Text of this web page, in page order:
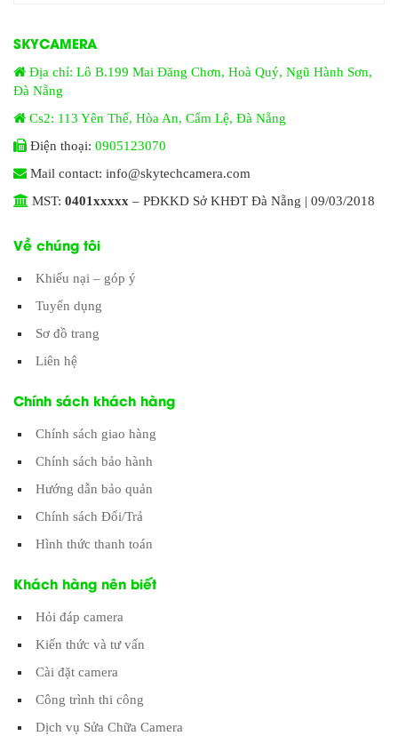
SKYCAMERA
Địa chỉ: Lô B.199 Mai Đăng Chơn, Hoà Quý, Ngũ Hành Sơn,
Đà Nẵng
Cs2: 113 Yên Thế, Hòa An, Cẩm Lệ, Đà Nẵng
Điện thoại: 0905123070
Mail contact: info@skytechcamera.com
MST: 0401xxxxx – PĐKKD Sở KHĐT Đà Nẵng | 09/03/2018
Về chúng tôi
Khiếu nại – góp ý
Tuyển dụng
Sơ đồ trang
Liên hệ
Chính sách khách hàng
Chính sách giao hàng
Chính sách bảo hành
Hướng dẫn bảo quản
Chính sách Đổi/Trả
Hình thức thanh toán
Khách hàng nên biết
Hỏi đáp camera
Kiến thức và tư vấn
Cài đặt camera
Công trình thi công
Dịch vụ Sửa Chữa Camera